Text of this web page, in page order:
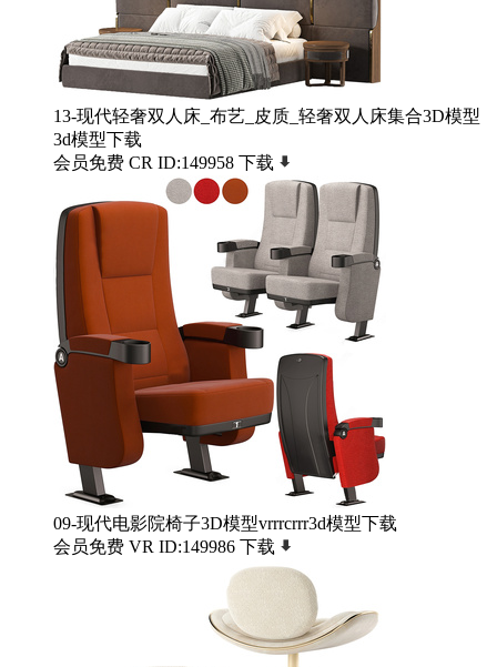
13-现代轻奢双人床_布艺_皮质_轻奢双人床集合3D模型
3d模型下载
会员免费 CR ID:149958 下载
09-现代电影院椅子3D模型vrrrcrrr3d模型下载
会员免费 VR ID:149986 下载